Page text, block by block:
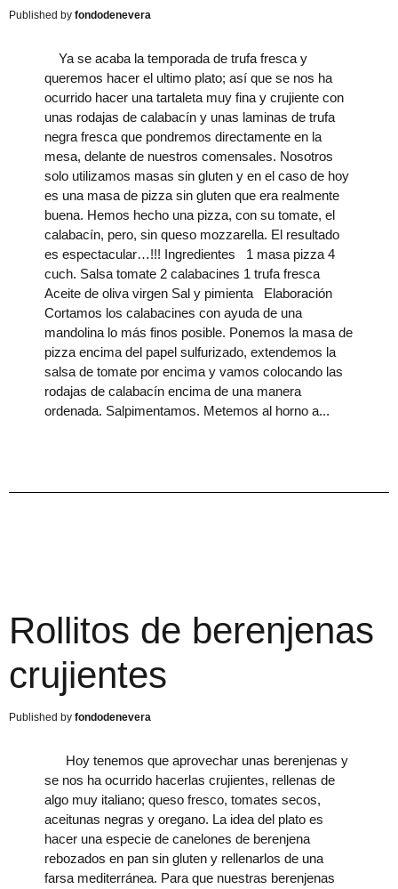
fondodenevera
Ya se acaba la temporada de trufa fresca y
queremos hacer el ultimo plato; así que se nos ha
ocurrido hacer una tartaleta muy fina y crujiente con
unas rodajas de calabacín y unas laminas de trufa
negra fresca que pondremos directamente en la
mesa, delante de nuestros comensales. Nosotros
solo utilizamos masas sin gluten y en el caso de hoy
es una masa de pizza sin gluten que era realmente
buena. Hemos hecho una pizza, con su tomate, el
calabacín, pero, sin queso mozzarella. El resultado
es espectacular…!!! Ingredientes 1 masa pizza 4
cuch. Salsa tomate 2 calabacines 1 trufa fresca
Aceite de oliva virgen Sal y pimienta Elaboración
Cortamos los calabacines con ayuda de una
mandolina lo más finos posible. Ponemos la masa de
pizza encima del papel sulfurizado, extendemos la
salsa de tomate por encima y vamos colocando las
rodajas de calabacín encima de una manera
ordenada. Salpimentamos. Metemos al horno a
Rollitos de berenjenas
crujientes
fondodenevera
Hoy tenemos que aprovechar unas berenjenas y
se nos ha ocurrido hacerlas crujientes, rellenas de
algo muy italiano; queso fresco, tomates secos,
aceitunas negras y oregano. La idea del plato es
hacer una especie de canelones de berenjena
rebozados en pan sin gluten y rellenarlos de una
farsa mediterránea. Para que nuestras berenjenas